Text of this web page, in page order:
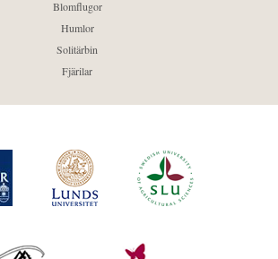
Blomflugor
Humlor
Solitärbin
Fjärilar